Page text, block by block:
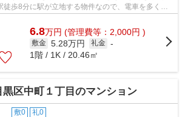
徒歩8分に駅が立地する物件なので、電車を多く利
す。目黒区エリ...
6.8万円 (管理費等：2,000円 )
敷金 5.28万円 礼金 -
1階 / 1K / 20.46㎡
黒区中町１丁目のマンション
敷0 礼0